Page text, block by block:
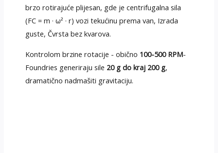
brzo rotirajuće plijesan, gde je centrifugalna sila
(FC = m · ω² · r) vozi tekućinu prema van, Izrada
guste, Čvrsta bez kvarova.
Kontrolom brzine rotacije - obično 100-500 RPM-
Foundries generiraju sile 20 g do kraj 200 g,
dramatično nadmašiti gravitaciju.